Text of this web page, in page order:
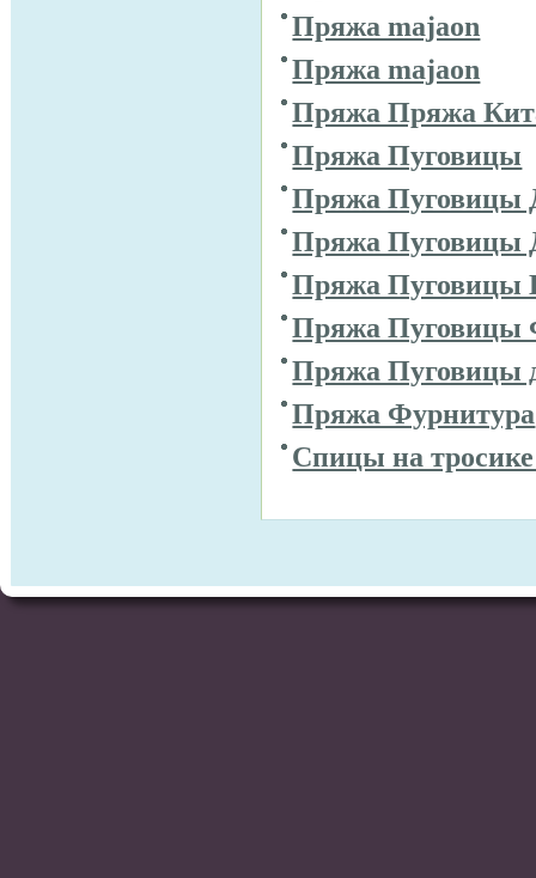
Пряжа majaon
Пряжа majaon
Пряжа Пряжа
Пряжа Пуговицы
Пряжа Пуговицы
Пряжа Пуговицы
Пряжа Пуговицы
Пряжа Пуговицы
Пряжа Пуговицы
Пряжа Фурнитура
Спицы на